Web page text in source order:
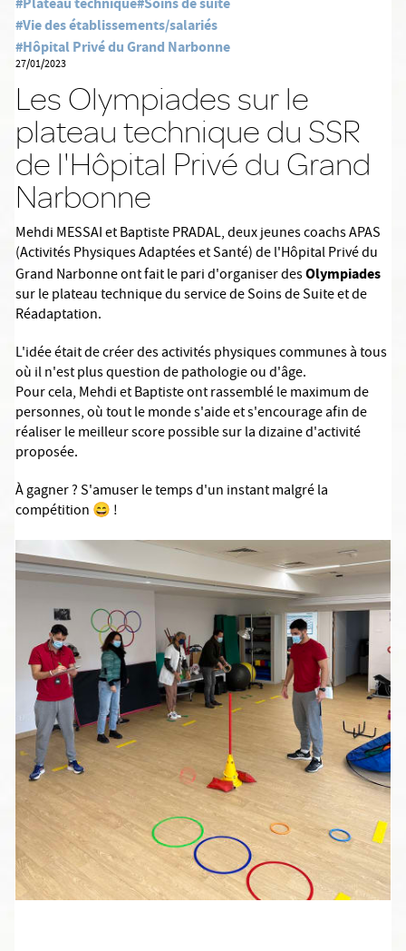
#Vie des établissements/salariés
#Hôpital Privé du Grand Narbonne
27/01/2023
Les Olympiades sur le
plateau technique du SSR
de l'Hôpital Privé du Grand
Narbonne
Mehdi MESSAI et Baptiste PRADAL, deux jeunes coachs APAS
(Activités Physiques Adaptées et Santé) de l'Hôpital Privé du
Grand Narbonne ont fait le pari d'organiser desOlympiades
sur le plateau technique du service de Soins de Suite et de
Réadaptation.
L'idée était de créer des activités physiques communes à tous
où il n'est plus question de pathologie ou d'âge.
Pour cela, Mehdi et Baptiste ont rassemblé le maximum de
personnes, où tout le monde s'aide et s'encourage afin de
réaliser le meilleur score possible sur la dizaine d'activité
proposée.
À gagner ? S'amuser le temps d'un instant malgré la
compétition 😄 !